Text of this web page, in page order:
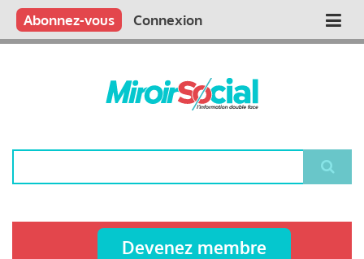
Aller
contenu
Main
Qui sommes nous ?
Vous publiez
Nous publions
Contactez-nous
Abonnez-vous Connexion
Devenez membre